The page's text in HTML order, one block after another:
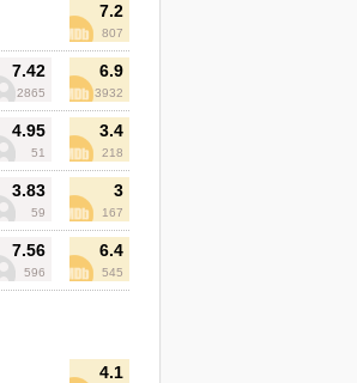
7.2
807
7.42
2865
6.9
3932
4.95
51
3.4
218
3.83
59
3
167
7.56
596
6.4
545
4.1